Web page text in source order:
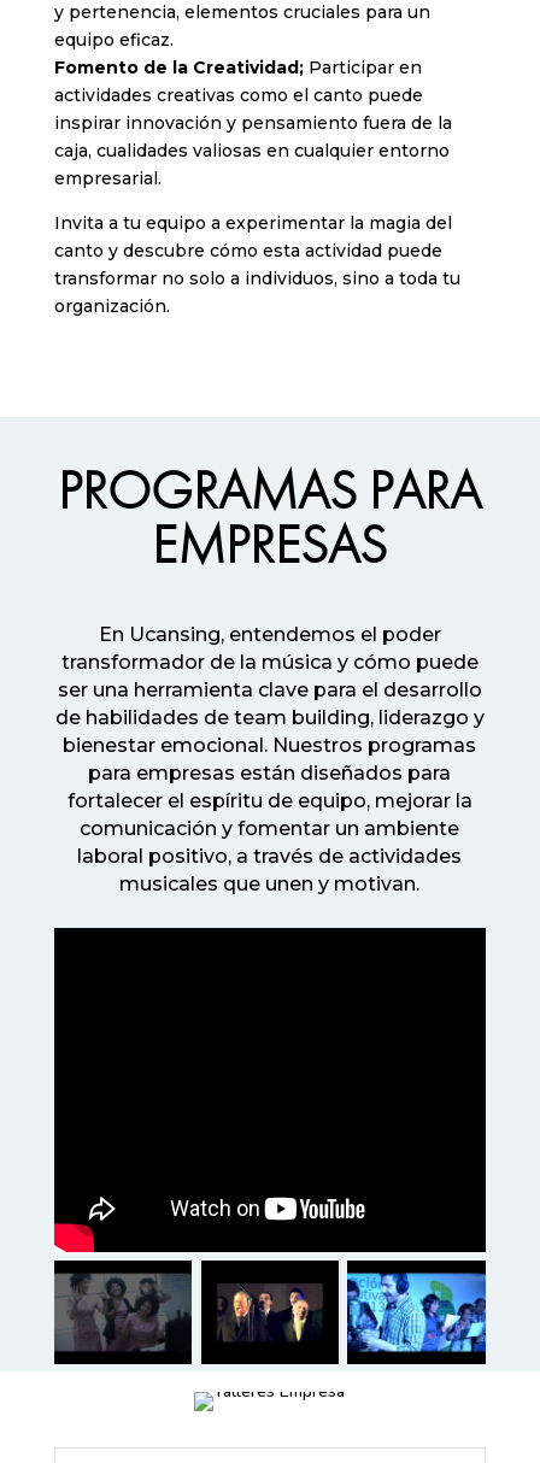
y pertenencia, elementos cruciales para un
equipo eficaz.
Fomento de la Creatividad;Participar en
actividades creativas como el canto puede
inspirar innovación y pensamiento fuera de la
caja, cualidades valiosas en cualquier entorno
empresarial.
Invita a tu equipo a experimentar la magia del
canto y descubre cómo esta actividad puede
transformar no solo a individuos, sino a toda tu
organización.
PROGRAMAS PARA
EMPRESAS
En Ucansing, entendemos el poder
transformador de la música y cómo puede
ser una herramienta clave para el desarrollo
de habilidades de team building, liderazgo y
bienestar emocional. Nuestros programas
para empresas están diseñados para
fortalecer el espíritu de equipo, mejorar la
comunicación y fomentar un ambiente
laboral positivo, a través de actividades
musicales que unen y motivan.